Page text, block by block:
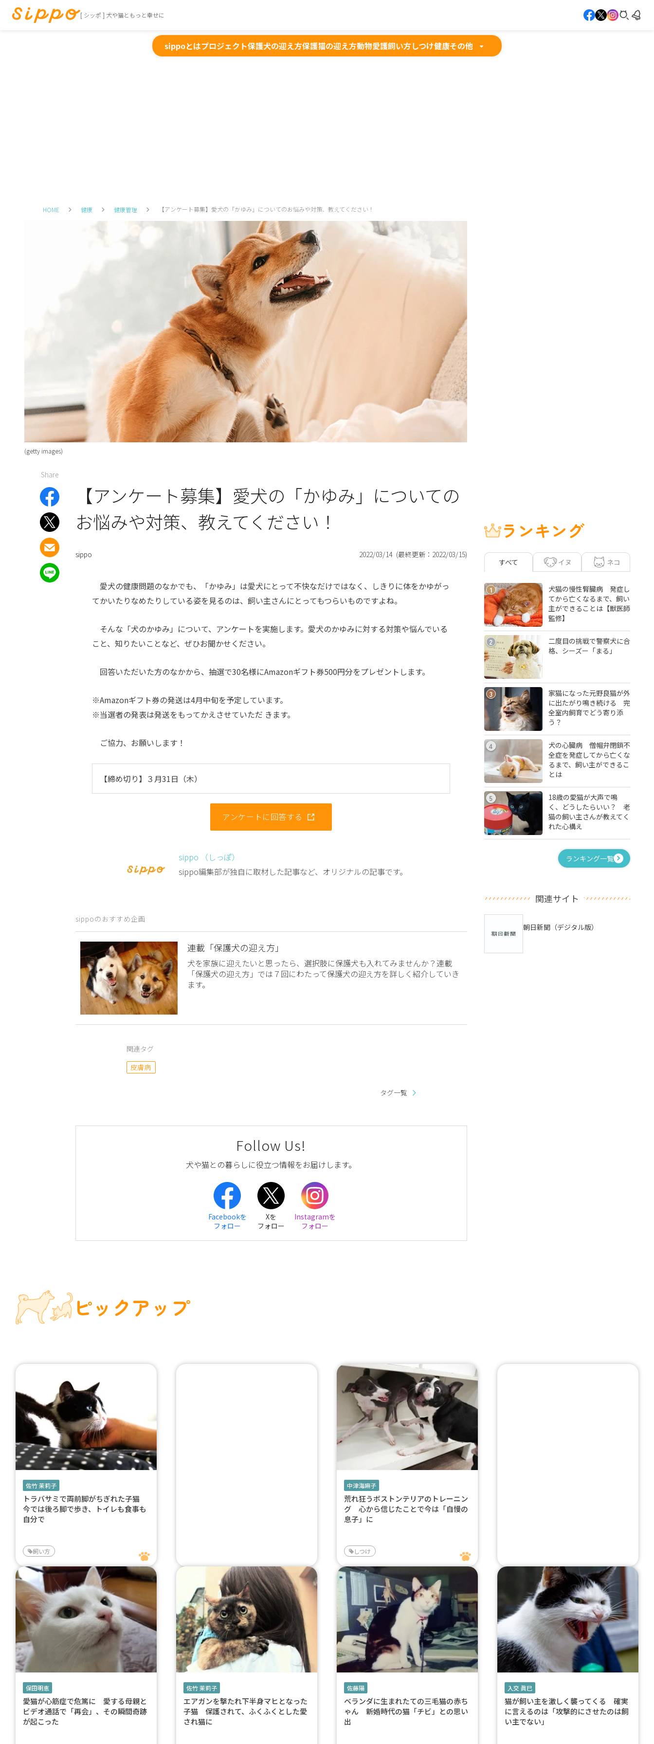
[ シッポ ] 犬や猫ともっと幸せに
sippoとはプロジェクト保護犬の迎え方保護猫の迎え方動物愛護飼い方しつけ健康その他
HOME 健康 健康管理 【アンケート募集】愛犬の「かゆみ」についてのお悩みや対策、教えてください！
(getty images)
Share
【アンケート募集】愛犬の「かゆみ」についての
お悩みや対策、教えてください！
sippo 2022/03/14 (最終更新： 2022/03/15)
愛犬の健康問題のなかでも、「かゆみ」は愛犬にとって不快なだけではなく、しきりに体をかゆがっ
てかいたりなめたりしている姿を見るのは、飼い主さんにとってもつらいものですよね。
そんな「犬のかゆみ」について、アンケートを実施します。愛犬のかゆみに対する対策や悩んでいる
こと、知りたいことなど、ぜひお聞かせください。
回答いただいた方のなかから、抽選で30名様にAmazonギフト券500円分をプレゼントします。
※Amazonギフト券の発送は4月中旬を予定しています。
※当選者の発表は発送をもってかえさせていただ きます。
ご協力、お願いします！
【締め切り】３月31日（木）
アンケートに回答する
sippo （しっぽ）
sippo編集部が独自に取材した記事など、オリジナルの記事です。
sippoのおすすめ企画
連載「保護犬の迎え方」
犬を家族に迎えたいと思ったら、選択肢に保護犬も入れてみませんか？連載
「保護犬の迎え方」では７回にわたって保護犬の迎え方を詳しく紹介していき
ます。
関連タグ
皮膚病
タグ一覧
Follow Us!
犬や猫との暮らしに役立つ情報をお届けします。
Facebookを
フォロー
Xを
フォロー
Instagramを
フォロー
ランキング
すべて イヌ ネコ
1
犬猫の慢性腎臓病 発症し
てから亡くなるまで、飼い
主ができることは【獣医師
監修】
2
二度目の挑戦で警察犬に合
格、シーズー「まる」
3
家猫になった元野良猫が外
に出たがり鳴き続ける 完
全室内飼育でどう寄り添
う？
4
犬の心臓病 僧帽弁閉鎖不
全症を発症してから亡くな
るまで、飼い主ができるこ
とは
5
18歳の愛猫が大声で鳴
く、どうしたらいい？ 老
猫の飼い主さんが教えてく
れた心構え
ランキング一覧
関連サイト
朝日新聞（デジタル版）
ピックアップ
佐竹 茉莉子
トラバサミで両前脚がちぎれた子猫
今では後ろ脚で歩き、トイレも食事も
自分で
飼い方
中津海麻子
荒れ狂うボストンテリアのトレーニン
グ 心から信じたことで今は「自慢の
息子」に
しつけ
保田明恵
愛猫が心筋症で危篤に 愛する母親と
ビデオ通話で「再会」、その瞬間奇跡
が起こった
佐竹 茉莉子
エアガンを撃たれ下半身マヒとなった
子猫 保護されて、ふくふくとした愛
され猫に
佐藤陽
ベランダに生まれたての三毛猫の赤ち
ゃん 新婚時代の猫「チビ」との思い
出
入交 眞巳
猫が飼い主を激しく襲ってくる 確実
に言えるのは「攻撃的にさせたのは飼
い主でない」